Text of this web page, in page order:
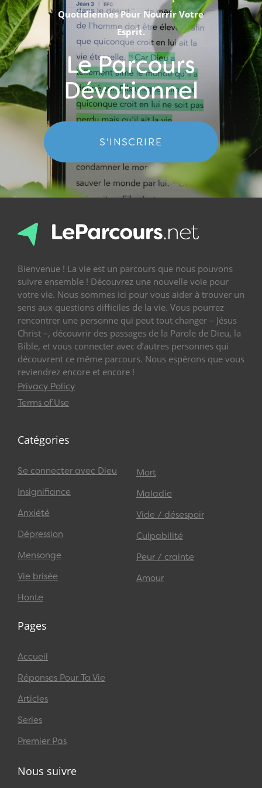
Quotidiennes Pour Nourrir Votre
Esprit.
Le Parcours
Dévotionnel
S'INSCRIRE
Bienvenue ! La vie est un parcours que nous pouvons
suivre ensemble ! Découvrez une nouvelle voie pour
votre vie. Nous sommes ici pour vous aider à trouver un
sens aux questions difficiles de la vie. Vous pourrez
rencontrer une personne qui peut tout changer – Jésus
Christ –, découvrir des passages de la Parole de Dieu, la
Bible, et vous connecter avec d’autres personnes qui
découvrent ce même parcours. Nous espérons que vous
reviendrez encore et encore !
Privacy Policy
Terms of Use
Catégories
Se connecter avec Dieu
Insignifiance
Anxiété
Dépression
Mensonge
Vie brisée
Honte
Mort
Maladie
Vide / désespoir
Culpabilité
Peur / crainte
Amour
Pages
Accueil
Réponses Pour Ta Vie
Articles
Series
Premier Pas
Nous suivre